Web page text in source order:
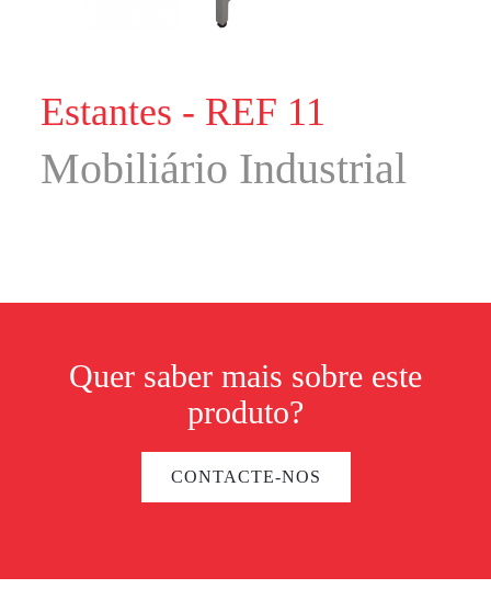
Estantes - REF 11
Mobiliário Industrial
Quer saber mais sobre este
produto?
CONTACTE-NOS